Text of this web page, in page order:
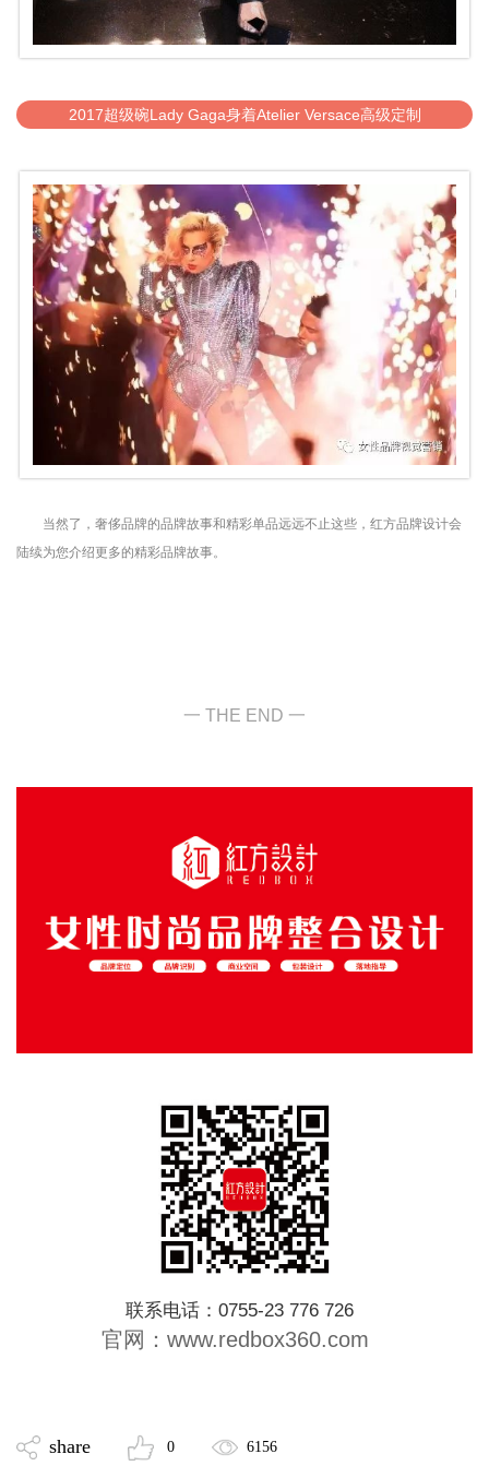
2017超级碗Lady Gaga身着Atelier Versace高级定制
当然了，奢侈品牌的品牌故事和精彩单品远远不止这些，红方品牌设计会
陆续为您介绍更多的精彩品牌故事。
一 THE END 一
联系电话：0755-23 776 726
官网：www.redbox360.com
share 0 6156